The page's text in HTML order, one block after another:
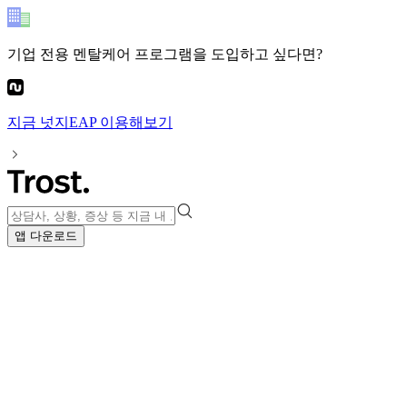
기업 전용 멘탈케어 프로그램을 도입하고 싶다면?
지금 넛지EAP이용해보기
앱 다운로드